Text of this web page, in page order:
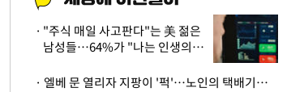
"주식 매일 사고판다"는 美 젊은
남성들…64%가 "나는 인생의
· 엘베 문 열리자 지팡이 '퍽'…노인의 택배기사 폭행 이유